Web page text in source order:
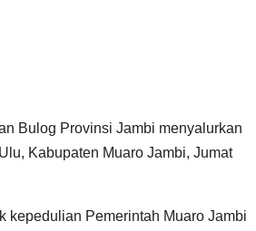
Bulog Provinsi Jambi menyalurkan
Kabupaten Muaro Jambi, Jumat
kepedulian Pemerintah Muaro Jambi